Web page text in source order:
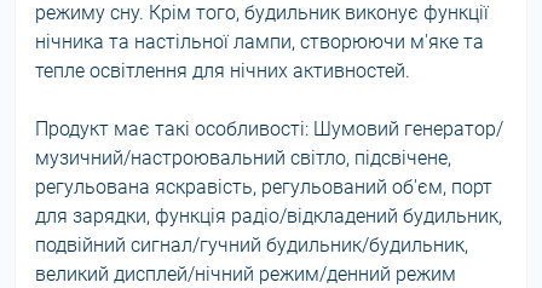
режиму сну. Крім того, будильник виконує функції
нічника та настільної лампи, створюючи м'яке та
тепле освітлення для нічних активностей.
Продукт має такі особливості: Шумовий генератор/
музичний/настроювальний світло, підсвічене,
регульована яскравість, регульований об'єм, порт
для зарядки, функція радіо/відкладений будильник,
подвійний сигнал/гучний будильник/будильник,
великий дисплей/нічний режим/денний режим